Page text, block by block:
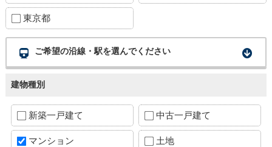
東京都
ご希望の沿線・駅を選んでください
建物種別
新築一戸建て 中古一戸建て
マンション 土地